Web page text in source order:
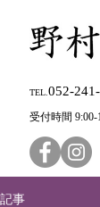
TEL. 052-
受付時間
記事